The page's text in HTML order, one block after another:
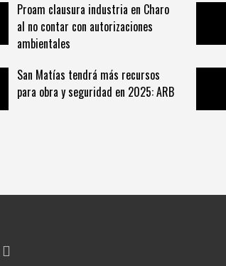
Proam clausura industria en Charo
al no contar con autorizaciones
ambientales
San Matías tendrá más recursos
para obra y seguridad en 2025: ARB